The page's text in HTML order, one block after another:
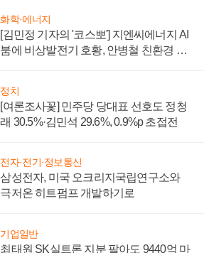
화학·에너지
[김민정 기자의 '코스뽀'] 지엔씨에너지 AI
붐에 비상발전기 호황, 안병철 친환경 에
정치
[여론조사꽃] 민주당 당대표 선호도 정청
래 30.5%·김민석 29.6%, 0.9%p 초접전
전자·전기·정보통신
삼성전자, 미국 오크리지국립연구소와
극저온 히트펌프 개발하기로
기업일반
최태원 SK실트론 지분 팔아도 9440억 마